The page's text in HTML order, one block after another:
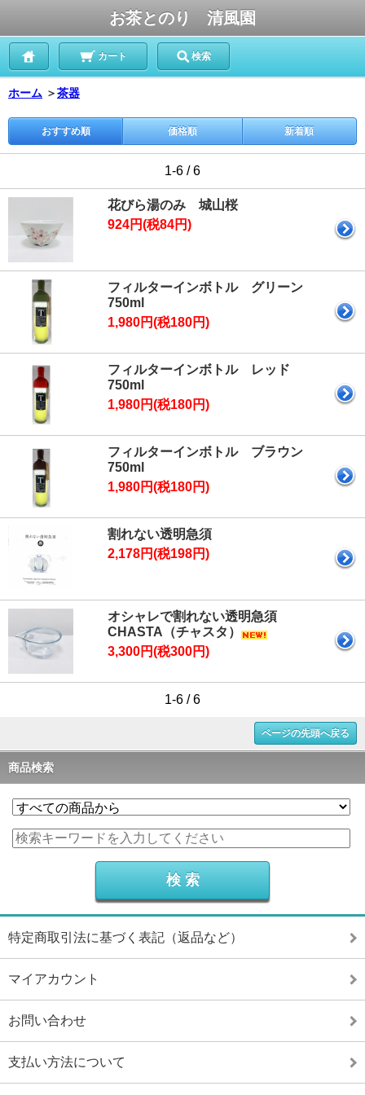
お茶とのり 清風園
カート 検索
ホーム ＞茶器
おすすめ順 価格順 新着順
1-6 / 6
花びら湯のみ 城山桜
924円(税84円)
フィルターインボトル グリーン
750ml
1,980円(税180円)
フィルターインボトル レッド
750ml
1,980円(税180円)
フィルターインボトル ブラウン
750ml
1,980円(税180円)
割れない透明急須
2,178円(税198円)
オシャレで割れない透明急須
CHASTA（チャスタ）
3,300円(税300円)
1-6 / 6
ページの先頭へ戻る
商品検索
特定商取引法に基づく表記（返品など）
マイアカウント
お問い合わせ
支払い方法について